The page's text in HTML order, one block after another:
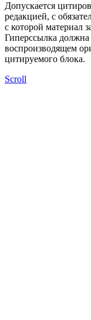
Допускается
редакцией, с
с которой материал
Гиперссылка должна
воспроизводящем
цитируемого блока.
Scroll